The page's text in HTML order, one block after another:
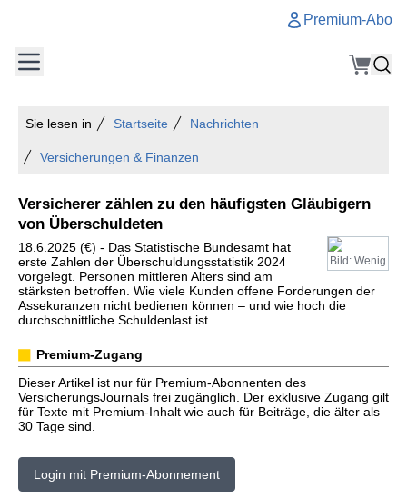
Premium-Abo
Sie lesen in Startseite Nachrichten
Versicherungen & Finanzen
Versicherer zählen zu den häufigsten Gläubigern
von Überschuldeten
Bild: Wenig
18.6.2025 (€) - Das Statistische Bundesamt hat
erste Zahlen der Überschuldungsstatistik 2024
vorgelegt. Personen mittleren Alters sind am
stärksten betroffen. Wie viele Kunden offene Forderungen der
Assekuranzen nicht bedienen können – und wie hoch die
durchschnittliche Schuldenlast ist.
Premium-Zugang
Dieser Artikel ist nur für Premium-Abonnenten des
VersicherungsJournals frei zugänglich. Der exklusive Zugang gilt
für Texte mit Premium-Inhalt wie auch für Beiträge, die älter als
30 Tage sind.
Login mit Premium-Abonnement